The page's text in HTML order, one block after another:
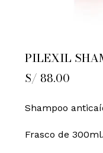
PILEXIL
S/ 88.00
Shampoo
Frasco de 300ml.